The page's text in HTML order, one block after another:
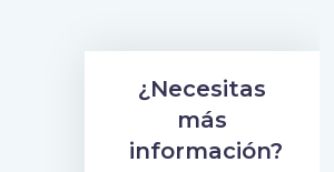
¿Necesitas
más
información?